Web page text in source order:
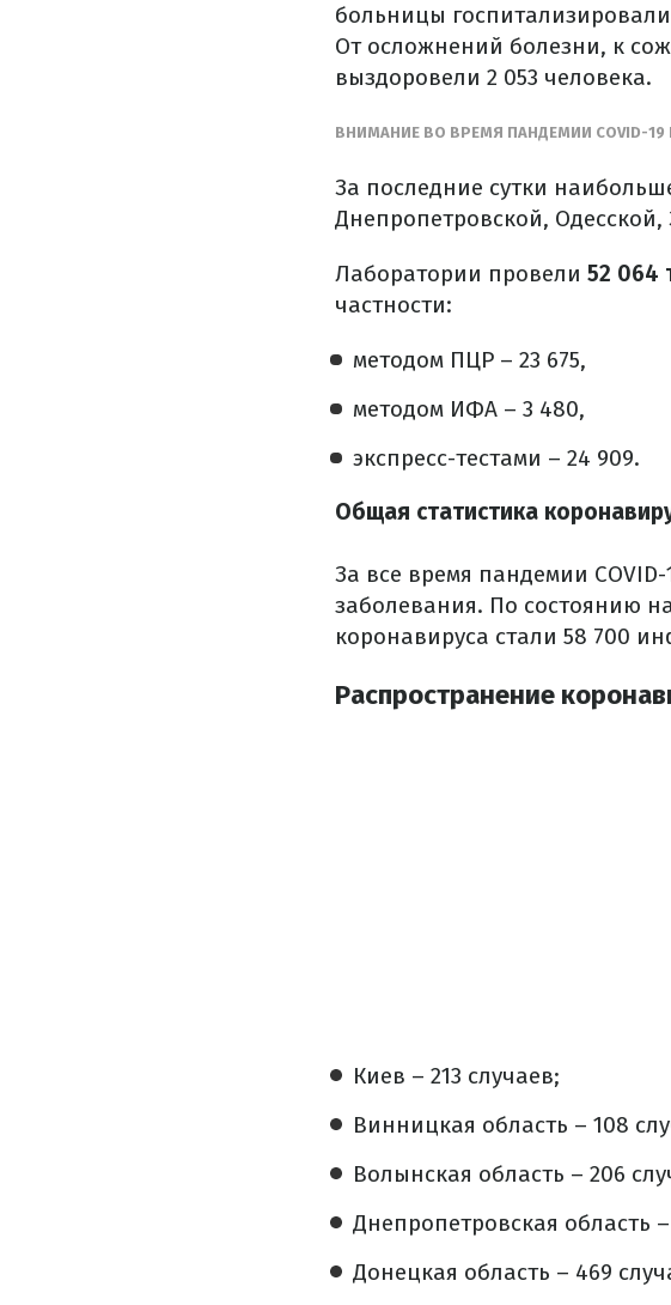
больницы
От осложнений болезни, к
выздоровели 2 053 человека.
ВНИМАНИЕ ВО ВРЕМЯ ПАНДЕМИИ COVID-
За последние сутки
Днепропетровской,
Лаборатории провели 52 064
частности:
методом ПЦР – 23 675,
методом ИФА – 3 480,
экспресс-тестами – 24 909.
Общая статистика
За все время пандемии
заболевания. По состоянию
коронавируса стали 58 700
Распространение
Киев – 213 случаев;
Винницкая область – 108
Волынская область – 206
Днепропетровская область
Донецкая область – 469